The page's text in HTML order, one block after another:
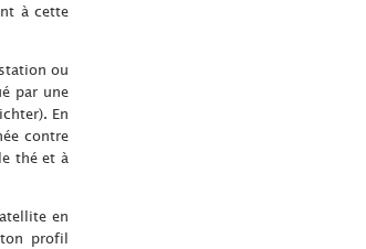
à cette
ou
par une
En
contre
thé et à
en
profil